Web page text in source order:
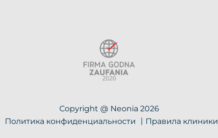
Copyright @ Neonia 2026
Политика конфиденциальности
Правила клиники